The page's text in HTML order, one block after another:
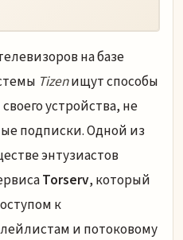
на базе
Tizenищут способы
устройства, не
подписки. Одной из
энтузиастов
Torserv, который
к
и потоковому